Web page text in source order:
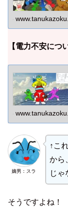
【電力不安につ
嫡男：スラ
↑こ
から
じゃ
そうですよね！